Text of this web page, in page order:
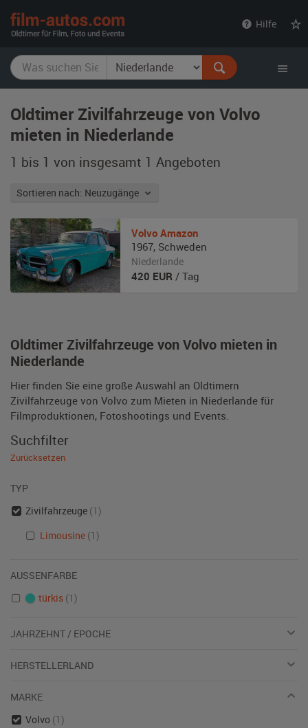
Hilfe
Oldtimer Zivilfahrzeuge von Volvo
mieten in Niederlande
1 bis 1 von insgesamt 1 Angeboten
Sortieren nach: Neuzugänge
Oldtimer Zivilfahrzeuge von Volvo mieten in
Niederlande
Hier finden Sie eine große Auswahl an Oldtimern
Zivilfahrzeuge von Volvo zum Mieten in Niederlande für
Filmproduktionen, Fotoshootings und Events.
Volvo Amazon
1967, Schweden
Niederlande
420 EUR / Tag
Suchfilter
Zurücksetzen
TYP
Zivilfahrzeuge (1)
Limousine (1)
AUSSENFARBE
türkis (1)
JAHRZEHNT / EPOCHE
HERSTELLERLAND
MARKE
Volvo (1)